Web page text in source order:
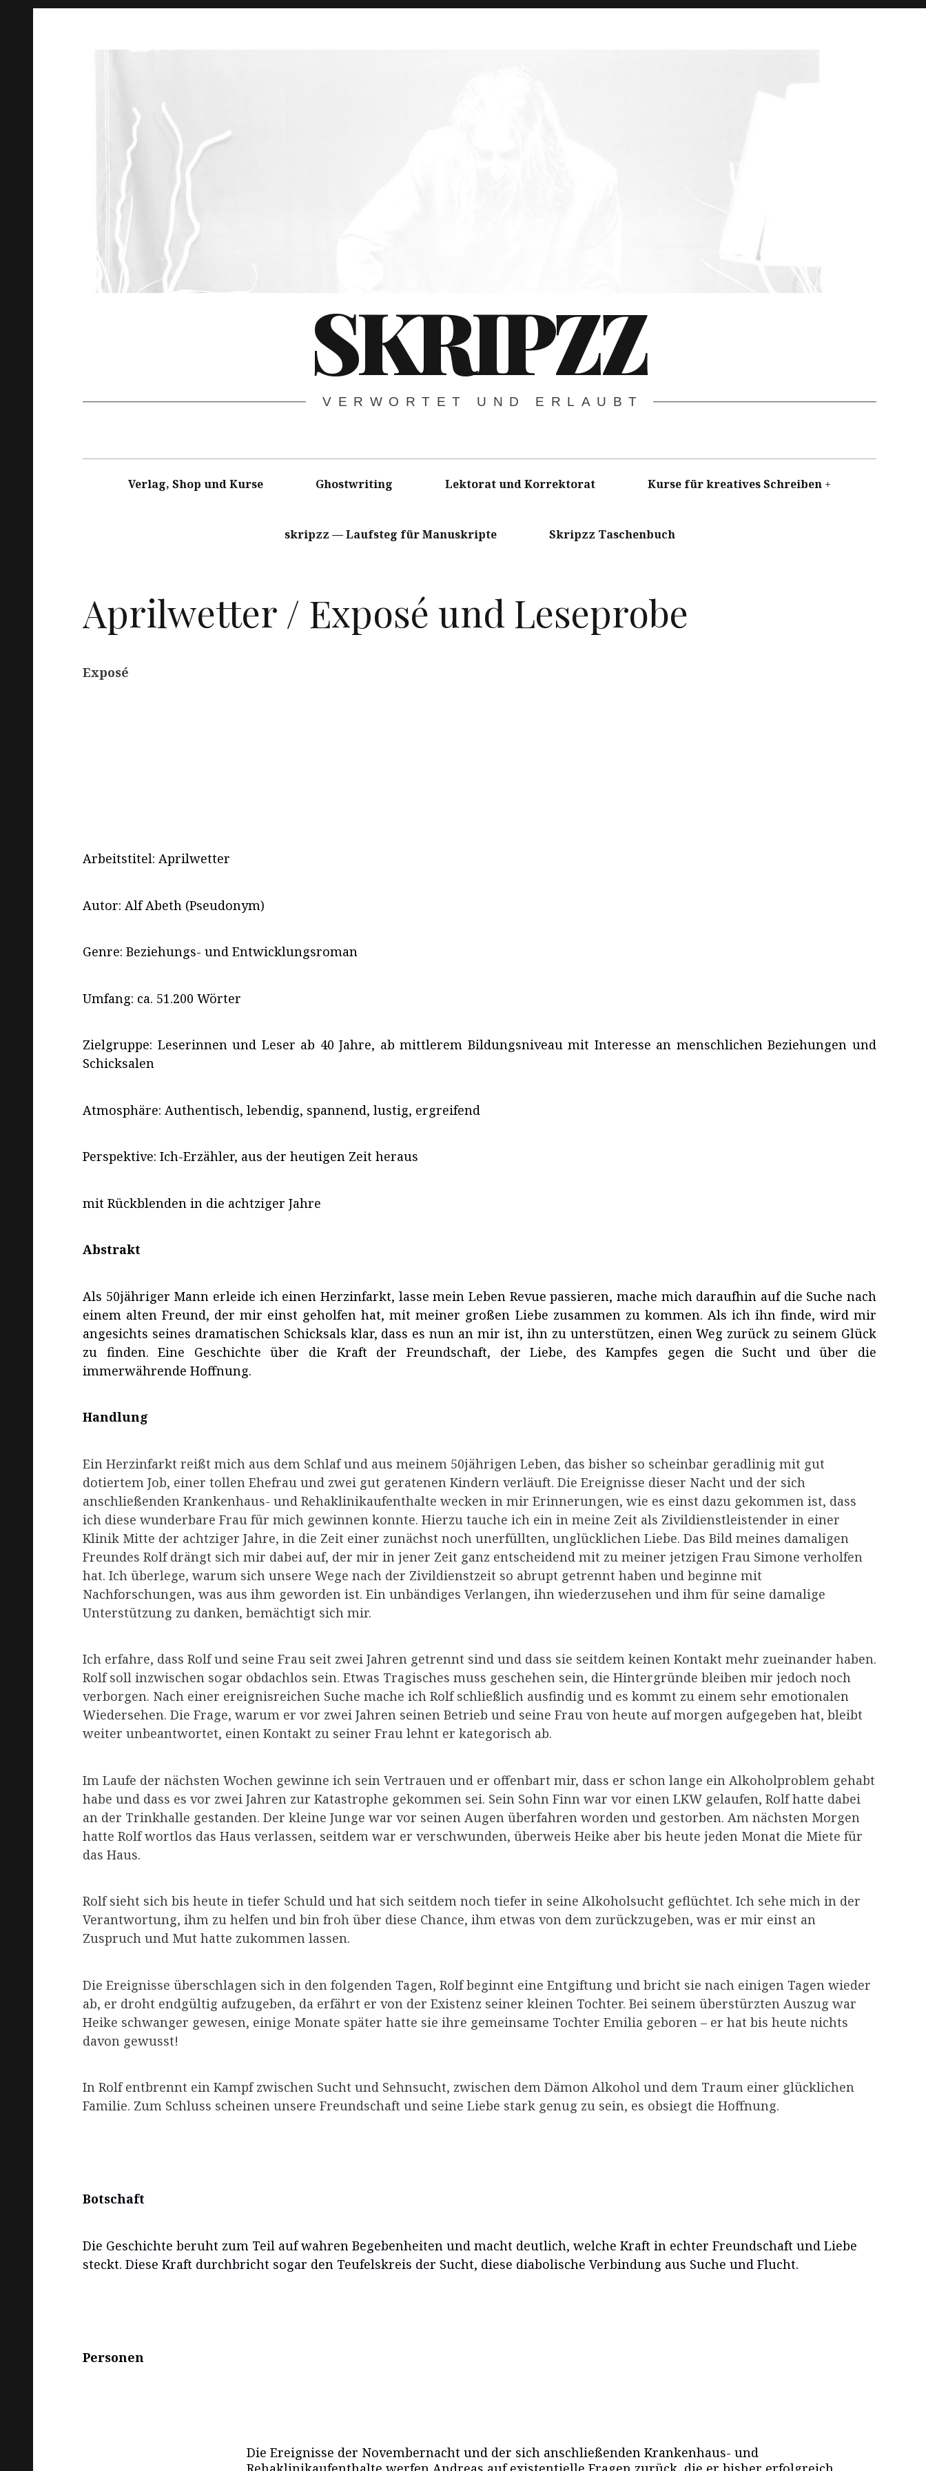
SKRIPZZ
VERWORTET UND ERLAUBT
Verlag, Shop und Kurse Ghostwriting Lektorat und Korrektorat Kurse für kreatives Schreiben
skripzz — Laufsteg für Manuskripte Skripzz Taschenbuch
Aprilwetter / Exposé und Leseprobe
Exposé
Arbeitstitel: Aprilwetter
Autor: Alf Abeth (Pseudonym)
Genre: Beziehungs- und Entwicklungsroman
Umfang: ca. 51.200 Wörter
Zielgruppe: Leserinnen und Leser ab 40 Jahre, ab mittlerem Bildungsniveau mit Interesse an menschlichen Beziehungen und
Schicksalen
Atmosphäre: Authentisch, lebendig, spannend, lustig, ergreifend
Perspektive: Ich-Erzähler, aus der heutigen Zeit heraus
mit Rückblenden in die achtziger Jahre
Abstrakt
Als 50jähriger Mann erleide ich einen Herzinfarkt, lasse mein Leben Revue passieren, mache mich daraufhin auf die Suche nach
einem alten Freund, der mir einst geholfen hat, mit meiner großen Liebe zusammen zu kommen. Als ich ihn finde, wird mir
angesichts seines dramatischen Schicksals klar, dass es nun an mir ist, ihn zu unterstützen, einen Weg zurück zu seinem Glück
zu finden. Eine Geschichte über die Kraft der Freundschaft, der Liebe, des Kampfes gegen die Sucht und über die
immerwährende Hoffnung.
Handlung
Ein Herzinfarkt reißt mich aus dem Schlaf und aus meinem 50jährigen Leben, das bisher so scheinbar geradlinig mit gut
dotiertem Job, einer tollen Ehefrau und zwei gut geratenen Kindern verläuft. Die Ereignisse dieser Nacht und der sich
anschließenden Krankenhaus- und Rehaklinikaufenthalte wecken in mir Erinnerungen, wie es einst dazu gekommen ist, dass
ich diese wunderbare Frau für mich gewinnen konnte. Hierzu tauche ich ein in meine Zeit als Zivildienstleistender in einer
Klinik Mitte der achtziger Jahre, in die Zeit einer zunächst noch unerfüllten, unglücklichen Liebe. Das Bild meines damaligen
Freundes Rolf drängt sich mir dabei auf, der mir in jener Zeit ganz entscheidend mit zu meiner jetzigen Frau Simone verholfen
hat. Ich überlege, warum sich unsere Wege nach der Zivildienstzeit so abrupt getrennt haben und beginne mit
Nachforschungen, was aus ihm geworden ist. Ein unbändiges Verlangen, ihn wiederzusehen und ihm für seine damalige
Unterstützung zu danken, bemächtigt sich mir.
Ich erfahre, dass Rolf und seine Frau seit zwei Jahren getrennt sind und dass sie seitdem keinen Kontakt mehr zueinander haben.
Rolf soll inzwischen sogar obdachlos sein. Etwas Tragisches muss geschehen sein, die Hintergründe bleiben mir jedoch noch
verborgen. Nach einer ereignisreichen Suche mache ich Rolf schließlich ausfindig und es kommt zu einem sehr emotionalen
Wiedersehen. Die Frage, warum er vor zwei Jahren seinen Betrieb und seine Frau von heute auf morgen aufgegeben hat, bleibt
weiter unbeantwortet, einen Kontakt zu seiner Frau lehnt er kategorisch ab.
Im Laufe der nächsten Wochen gewinne ich sein Vertrauen und er offenbart mir, dass er schon lange ein Alkoholproblem gehabt
habe und dass es vor zwei Jahren zur Katastrophe gekommen sei. Sein Sohn Finn war vor einen LKW gelaufen, Rolf hatte dabei
an der Trinkhalle gestanden. Der kleine Junge war vor seinen Augen überfahren worden und gestorben. Am nächsten Morgen
hatte Rolf wortlos das Haus verlassen, seitdem war er verschwunden, überweis Heike aber bis heute jeden Monat die Miete für
das Haus.
Rolf sieht sich bis heute in tiefer Schuld und hat sich seitdem noch tiefer in seine Alkoholsucht geflüchtet. Ich sehe mich in der
Verantwortung, ihm zu helfen und bin froh über diese Chance, ihm etwas von dem zurückzugeben, was er mir einst an
Zuspruch und Mut hatte zukommen lassen.
Die Ereignisse überschlagen sich in den folgenden Tagen, Rolf beginnt eine Entgiftung und bricht sie nach einigen Tagen wieder
ab, er droht endgültig aufzugeben, da erfährt er von der Existenz seiner kleinen Tochter. Bei seinem überstürzten Auszug war
Heike schwanger gewesen, einige Monate später hatte sie ihre gemeinsame Tochter Emilia geboren – er hat bis heute nichts
davon gewusst!
In Rolf entbrennt ein Kampf zwischen Sucht und Sehnsucht, zwischen dem Dämon Alkohol und dem Traum einer glücklichen
Familie. Zum Schluss scheinen unsere Freundschaft und seine Liebe stark genug zu sein, es obsiegt die Hoffnung.
Botschaft
Die Geschichte beruht zum Teil auf wahren Begebenheiten und macht deutlich, welche Kraft in echter Freundschaft und Liebe
steckt. Diese Kraft durchbricht sogar den Teufelskreis der Sucht, diese diabolische Verbindung aus Suche und Flucht.
Personen
Die Ereignisse der Novembernacht und der sich anschließenden Krankenhaus- und